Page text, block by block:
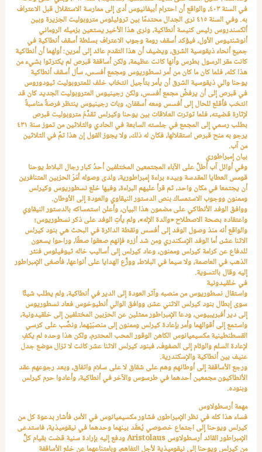
في السنة ٤٠٣، والواقع أن احترام أبيفانيوس أدى إلى ممارسة الاستقلال قبل الاعتراف
به. وفي السنة ٤١٥ نرى الجدال محتدمًا بين تروئيلوس متروبوليت الجزيرة وبين
ألكسندروس رئيس كنيسة أنطاكية، ونرى هذا الأخير يستعين بزميله الروماني
أنوشنتيوس الأول، فيؤكد أسقف رومة وجوب الاعتراف بسلطة أسقف أنطاكية في
جميع أنحاء ذيقوسية الشرق، ويضيف أن هذا التقدم عائد إلى أمرين: أولهما أن أنطاكية
كانت مقر الرسول بطرس وأنها كانت عظيمة، ولكن أساقفة قبرص لم يكترثوا بشيء من
هذا كله، فلما كان ما كان من أمر نسطوريوس ومجمع أفسس، سأل أسقف أنطاكية
يوحنا والي ذيقوسية الشرق أن يأمر بتأجيل انتخاب خلف للمتروبوليت ثيودوروس
في قبرص إلى أن يرفضَّ مجمع أفسس، ولكن رجينيوس المتروبوليت الجديد كان قد
انتخب فأقلع للحال إلى أفسس ومعه أسقفان، وبات رجينيوس ينتظر فرصةً مناسبةً
لإثارة قضيته، فلما توترت العلاقات بين يوحنا وكيرلس تقدَّمَ متروبوليت قبرص
بطلب رسمي إلى المجمع في جلسته السابعة في الحادي والثلاثين من تموز سنة ٤٣١
يرجو به منح قبرص استقلالها، فكان له ذلك، ولا يجوز القول إن هذا تمَّ في الثلاثين
من آب.
بيان إمبراطوري
وفي أوائل آب أطلَّ على الآباء المجتمعين المختلفين أحدُ كبار رجال البلاط يوحنا
قومس العطايا المقدسة وبيده براءة إمبراطورية، ولدى وصوله أمَرَ الحزبين المتنافرين
أن يجتمعا في مكان واحد، ثم قرأ عليهم البراءة، وفيها خلع نسطوريوس وكيرلس
وممنون ووجوب الاستمساك بنص الدستور النيقاوي والعودة إلى الأوطان.
ووافق الوفد الأنطاكي على مضمون هذا البيان، وأعلن استمساكه بالدستور النيقاوي
واعتقاده بصحة الاصطلاح «والدة الإله»، ولم يأتِ الوفد على ذكر نسطوريوس؛
والواقع أنه منذ وصول الوفد إلى أفسس ونقطة الدائرة في البحث هي بنود كيرلس
الاثنا عشر، أما الوفد الإسكندري ومن شد أزره فإنهم صعقوا صعقًا، وراحوا يسعون
للدفاع عن كرامة كيرلس وممنون، وعاد كيرلس إلى أساليب خاله ثيوفيلوس فنثر
الذهب في العاصمة، ولا سيما في البلاط، ووزَّع الهدايا على أنواعها، فأصغى الإمبراطور
إليه وقال بالتسوية.
في خلقيدونية
واستقال نسطوريوس من منصبه وآثر العودة إلى الدير في أنطاكية، ولم يطلب شيئًا
سوى إبطال بنود كيرلس الاثني عشر، ووافق الوالي أنطيوخوس فعاد نسطوريوس
إلى دير أفبريبيوس، ودعا الإمبراطور ممثلين عن الحزبين المختلفين إلى خلقيدونية،
واستمع إلى أقوالهما وأمر بإعادة كيرلس وممنون إلى منصبَيْهما، ونصَّب على كرسي
القسطنطينية مكسيميانوس الكاهن الوقور المحب المحترم، ولكن هذا وحده لم يكفِ
لإعادة السلم والوئام إلى الصفوف، فبنود كيرلس الاثنا عشر كانت لا تزال موضع جدل
عنيف بين أنطاكية والإسكندرية.
ورجع الأساقفة إلى أوطانهم وهم على شقاق لا على سلام واتفاق، وبعد رجوعهم عقد
الأنطاكيون مجمعين أحدهما في طرسوس والآخر في أنطاكية، وأعادوا حرم كيرلس
وبنوده.
مهمة أرسطولاوس
فساء هذا كله في نظر الإمبراطور، فشاور مكسيميانوس في الأمر، فأشار بدعوة كل من
كيرلس ويوحنا إلى اجتماع خصوصي يُعقَد بينهما وحدهما في نيقوميذية، فاستدعى
الإمبراطور القائد أرسطولاوسAristolausودفع إليه بإرادة سنية قضت بقيام كلٍّ
من كيرلس ويوحنا إلى نيقوميذية لأجل التفاهم، وبامتناعهما عن خلع الأساقفة